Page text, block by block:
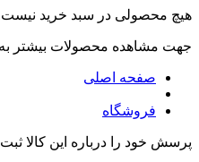
هیچ محصولی در سبد خرید
جهت مشاهده محصولات بیشتر به
صفحه اصلی
فروشگاه
پرسش خود را درباره این کالا ثبت